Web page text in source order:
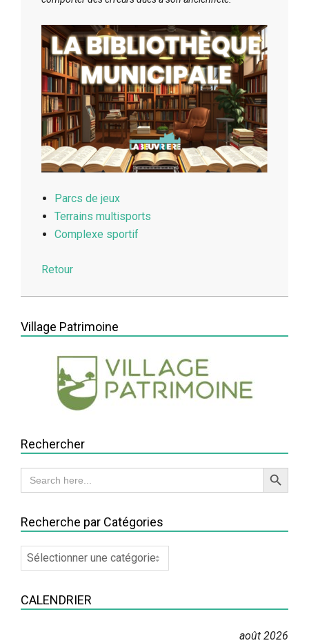
Parcs de jeux
Terrains multisports
Complexe sportif
Retour
2026-
20
Village Patrimoine
Rechercher
Search
for:
Search Button
Recherche par Catégories
Recherche
par
CALENDRIER
août 2026